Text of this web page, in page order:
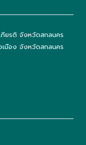
กียรติ จังหวัดสกลนคร
เมือง จังหวัดสกลนคร